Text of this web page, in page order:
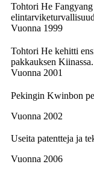
Tohtori He
Vuonna 1999
Tohtori He kehitti
pakkauksen Kiinassa.
Vuonna 2001
Pekingin Kwinbon
Vuonna 2002
Useita patentteja ja
Vuonna 2006